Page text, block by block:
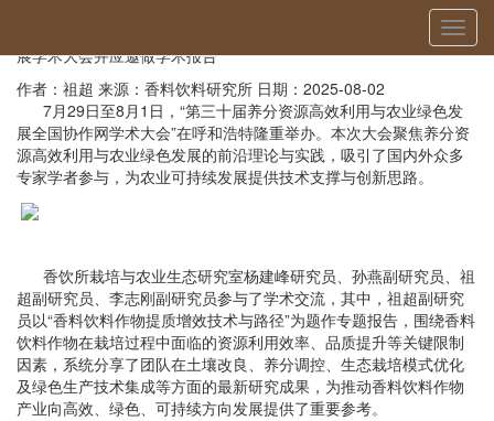
切
换
香饮所科技人员参加第三十届全国养分资源高效利用与农业绿色发
展学术大会并应邀做学术报告
作者：祖超 来源：香料饮料研究所 日期：2025-08-02
7月29日至8月1日，“第三十届养分资源高效利用与农业绿色发
展全国协作网学术大会”在呼和浩特隆重举办。本次大会聚焦养分资
源高效利用与农业绿色发展的前沿理论与实践，吸引了国内外众多
专家学者参与，为农业可持续发展提供技术支撑与创新思路。
香饮所栽培与农业生态研究室杨建峰研究员、孙燕副研究员、祖
超副研究员、李志刚副研究员参与了学术交流，其中，祖超副研究
员以“香料饮料作物提质增效技术与路径”为题作专题报告，围绕香料
饮料作物在栽培过程中面临的资源利用效率、品质提升等关键限制
因素，系统分享了团队在土壤改良、养分调控、生态栽培模式优化
及绿色生产技术集成等方面的最新研究成果，为推动香料饮料作物
产业向高效、绿色、可持续方向发展提供了重要参考。